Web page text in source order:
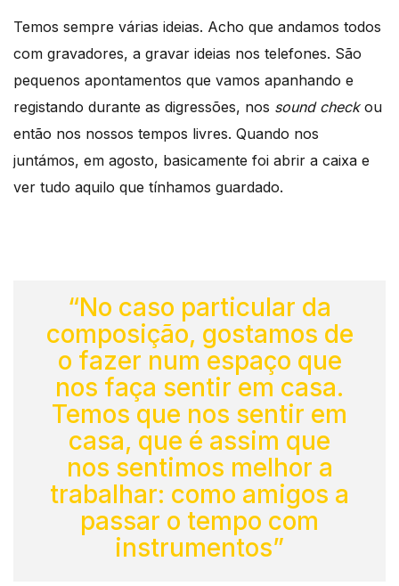
Temos sempre várias ideias. Acho que andamos todos
com gravadores, a gravar ideias nos telefones. São
pequenos apontamentos que vamos apanhando e
registando durante as digressões, nos sound checkou
então nos nossos tempos livres. Quando nos
juntámos, em agosto, basicamente foi abrir a caixa e
ver tudo aquilo que tínhamos guardado.
“No caso particular da
composição, gostamos de
o fazer num espaço que
nos faça sentir em casa.
Temos que nos sentir em
casa, que é assim que
nos sentimos melhor a
trabalhar: como amigos a
passar o tempo com
instrumentos”